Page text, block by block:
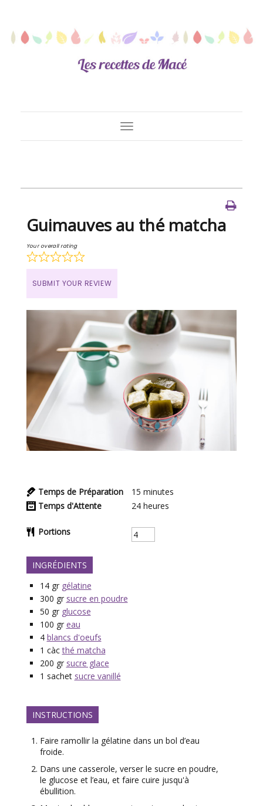
Toggle
Navigation
Guimauves au thé matcha
Your overall rating
SUBMIT YOUR REVIEW
Temps de Préparation 15 minutes
Temps d'Attente
24 heures
Portions
INGRÉDIENTS
14 gr gélatine
300 gr sucre en poudre
50 gr glucose
100 gr eau
4 blancs d'oeufs
1 càc thé matcha
200 gr sucre glace
1 sachet sucre vanillé
INSTRUCTIONS
Faire ramollir la gélatine dans un bol d’eau
froide.
Dans une casserole, verser le sucre en poudre,
le glucose et l’eau, et faire cuire jusqu'à
ébullition.